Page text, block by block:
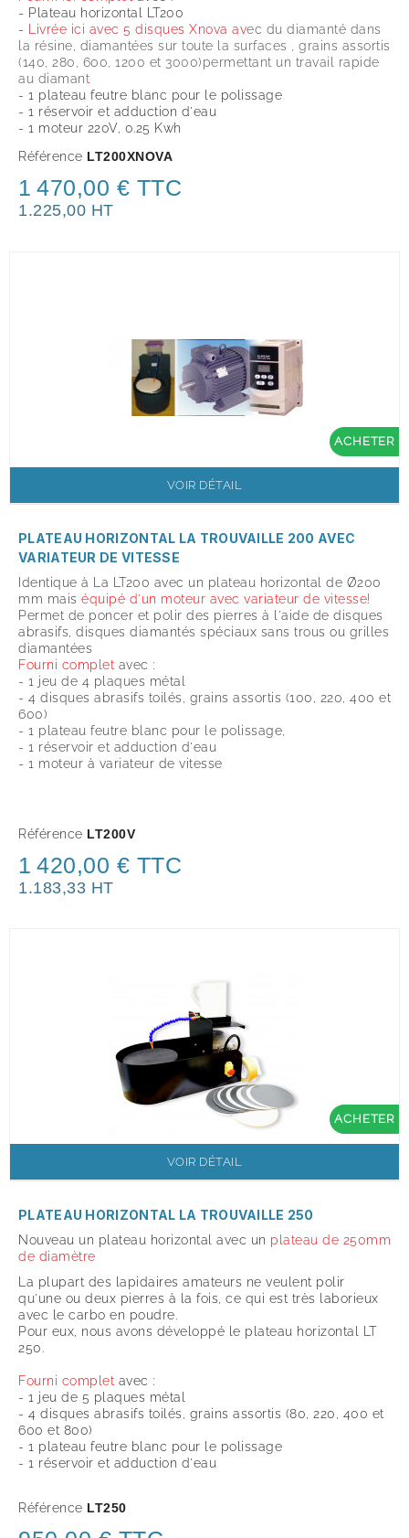
- Plateau horizontal LT200
- Livrée ici avec 5 disques Xnova avec du diamanté dans
la résine, diamantées sur toute la surfaces , grains assortis
(140, 280, 600, 1200 et 3000)permettant un travail rapide
au diamant
- 1 plateau feutre blanc pour le polissage
- 1 réservoir et adduction d'eau
- 1 moteur 220V, 0.25 Kwh
Référence LT200XNOVA
1 470,00 € TTC
1.225,00 HT
ACHETER
VOIR DÉTAIL
PLATEAU HORIZONTAL LA TROUVAILLE 200 AVEC
VARIATEUR DE VITESSE
Identique à La LT200 avec un plateau horizontal de Ø200
mm mais équipé d'un moteur avec variateur de vitesse!
Permet de poncer et polir des pierres à l'aide de disques
abrasifs, disques diamantés spéciaux sans trous ou grilles
diamantées
Fourni complet avec :
- 1 jeu de 4 plaques métal
- 4 disques abrasifs toilés, grains assortis (100, 220, 400 et
600)
- 1 plateau feutre blanc pour le polissage,
- 1 réservoir et adduction d'eau
- 1 moteur à variateur de vitesse
Référence LT200V
1 420,00 € TTC
1.183,33 HT
ACHETER
VOIR DÉTAIL
PLATEAU HORIZONTAL LA TROUVAILLE 250
Nouveau un plateau horizontal avec un plateau de 250mm
de diamètre
La plupart des lapidaires amateurs ne veulent polir
qu'une ou deux pierres à la fois, ce qui est très laborieux
avec le carbo en poudre.
Pour eux, nous avons développé le plateau horizontal LT
250.
Fourni complet avec :
- 1 jeu de 5 plaques métal
- 4 disques abrasifs toilés, grains assortis (80, 220, 400 et
600 et 800)
- 1 plateau feutre blanc pour le polissage
- 1 réservoir et adduction d'eau
Référence LT250